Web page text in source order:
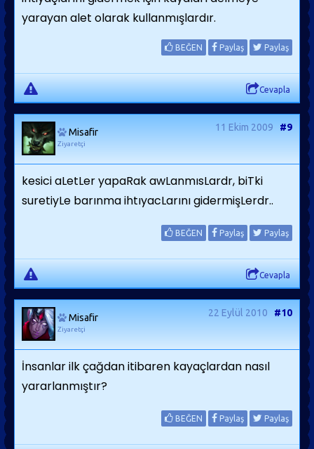
yarayan alet olarak kullanmışlardır.
BEĞEN Paylaş Paylaş
Cevapla
Misafir
Ziyaretçi
11 Ekim 2009 #9
kesici aLetLer yapaRak awLanmısLardr, biTki
suretiyLe barınma ihtıyacLarını gidermişLerdr..
BEĞEN Paylaş Paylaş
Cevapla
Misafir
Ziyaretçi
22 Eylül 2010 #10
İnsanlar ilk çağdan itibaren kayaçlardan nasıl
yararlanmıştır?
BEĞEN Paylaş Paylaş